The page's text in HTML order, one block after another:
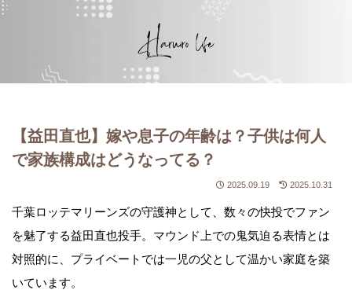
【益田直也】嫁や息子の年齢は？子供は何人
で家族構成はどうなってる？
2025.09.19 2025.10.31
千葉ロッテマリーンズの守護神として、数々の快投でファン
を魅了する益田直也投手。マウンド上での鬼気迫る表情とは
対照的に、プライベートでは一児の父として温かい家庭を築
いています。